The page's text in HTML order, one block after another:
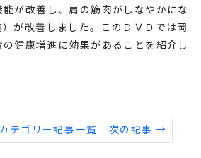
が改善し、肩の筋肉がしなやかにな
が改善しました。このＤＶＤでは岡
健康増進に効果があることを紹介し
テゴリー記事一覧 次の記事 →